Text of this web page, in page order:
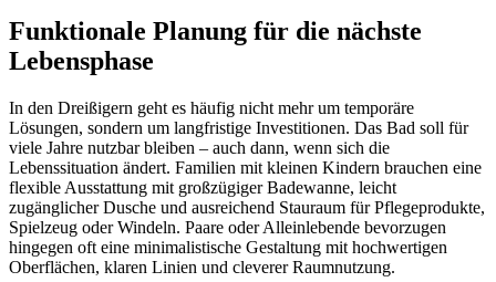
Funktionale Planung für die nächste
Lebensphase
In den Dreißigern geht es häufig nicht mehr um temporäre
Lösungen, sondern um langfristige Investitionen. Das Bad soll für
viele Jahre nutzbar bleiben – auch dann, wenn sich die
Lebenssituation ändert. Familien mit kleinen Kindern brauchen eine
flexible Ausstattung mit großzügiger Badewanne, leicht
zugänglicher Dusche und ausreichend Stauraum für Pflegeprodukte,
Spielzeug oder Windeln. Paare oder Alleinlebende bevorzugen
hingegen oft eine minimalistische Gestaltung mit hochwertigen
Oberflächen, klaren Linien und cleverer Raumnutzung.